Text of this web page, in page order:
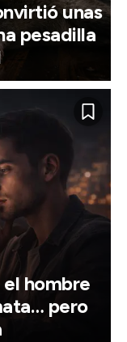
unas
pesadilla
hombre
pero